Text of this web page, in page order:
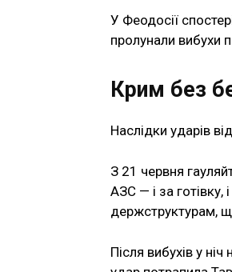
У Феодосії
пролунали вибухи
Крим без
Наслідки ударів
З 21 червня
АЗС — і за готівку,
держструктурам,
Після вибухів у